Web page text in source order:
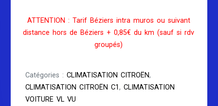
ATTENTION : Tarif Béziers intra muros ou suivant
distance hors de Béziers + 0,85€ du km (sauf si rdv
groupés)
Catégories :CLIMATISATION CITROËN,
CLIMATISATION CITROËN C1,CLIMATISATION
VOITURE VL VU